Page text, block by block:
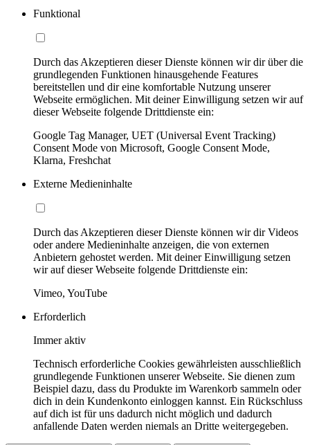
Funktional
Durch das Akzeptieren dieser Dienste können wir dir über die
grundlegenden Funktionen hinausgehende Features
bereitstellen und dir eine komfortable Nutzung unserer
Webseite ermöglichen. Mit deiner Einwilligung setzen wir auf
dieser Webseite folgende Drittdienste ein:
Google Tag Manager, UET (Universal Event Tracking)
Consent Mode von Microsoft, Google Consent Mode,
Klarna, Freshchat
Externe Medieninhalte
Durch das Akzeptieren dieser Dienste können wir dir Videos
oder andere Medieninhalte anzeigen, die von externen
Anbietern gehostet werden. Mit deiner Einwilligung setzen
wir auf dieser Webseite folgende Drittdienste ein:
Vimeo, YouTube
Erforderlich
Immer aktiv
Technisch erforderliche Cookies gewährleisten ausschließlich
grundlegende Funktionen unserer Webseite. Sie dienen zum
Beispiel dazu, dass du Produkte im Warenkorb sammeln oder
dich in dein Kundenkonto einloggen kannst. Ein Rückschluss
auf dich ist für uns dadurch nicht möglich und dadurch
anfallende Daten werden niemals an Dritte weitergegeben.